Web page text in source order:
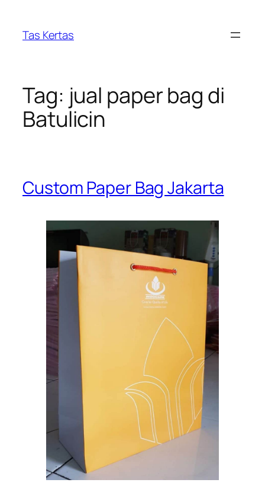
content
Tas Kertas
Tag: jual paper bag di
Batulicin
Custom Paper Bag Jakarta